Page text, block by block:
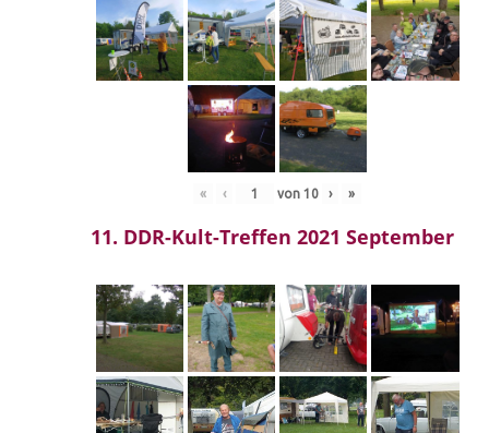
« ‹ von 10 › »
11. DDR-Kult-Treffen 2021 September